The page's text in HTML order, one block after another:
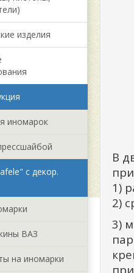
изделия
иномарок
с декор.
ВАЗ
на иномарки
В
1)
2)
3)